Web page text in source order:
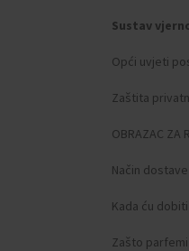
Sustav
Opći uvjeti
Zaštita
OBRAZAC ZA
Način dostave
Kada ću
Zašto